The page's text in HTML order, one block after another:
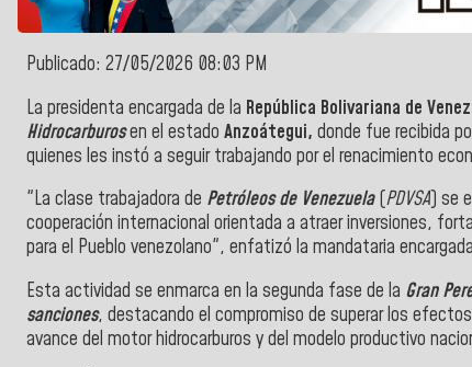
Publicado: 27/05/2026 08:03 PM
La presidenta encargada de la República Bolivariana de
Hidrocarburosen el estado Anzoátegui, donde fue recibida
quienes les instó a seguir trabajando por el renacimiento
"La clase trabajadora de Petróleos de Venezuela(PDVSA) se
cooperación internacional orientada a atraer inversiones,
para el Pueblo venezolano", enfatizó la mandataria
Esta actividad se enmarca en la segunda fase de la Gran
sanciones, destacando el compromiso de superar los
avance del motor hidrocarburos y del modelo productivo